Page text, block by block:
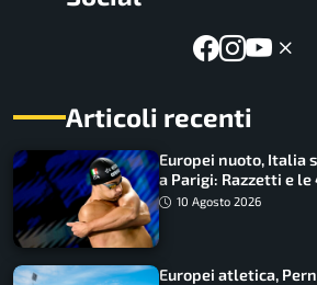
Articoli recenti
Europei nuoto, Italia
a Parigi: Razzetti e
Quadarella domina gli
10 Agosto 2026
Europei atletica,